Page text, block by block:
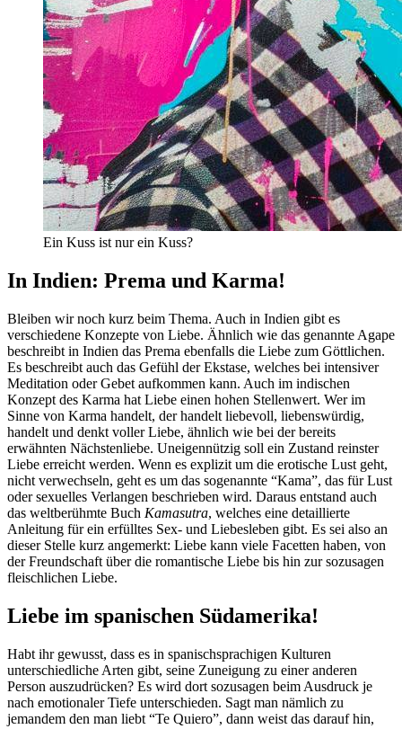
Ein Kuss ist nur ein Kuss?
In Indien: Prema und Karma!
Bleiben wir noch kurz beim Thema. Auch in Indien gibt es
verschiedene Konzepte von Liebe. Ähnlich wie das genannte Agape
beschreibt in Indien das Prema ebenfalls die Liebe zum Göttlichen.
Es beschreibt auch das Gefühl der Ekstase, welches bei intensiver
Meditation oder Gebet aufkommen kann. Auch im indischen
Konzept des Karma hat Liebe einen hohen Stellenwert. Wer im
Sinne von Karma handelt, der handelt liebevoll, liebenswürdig,
handelt und denkt voller Liebe, ähnlich wie bei der bereits
erwähnten Nächstenliebe. Uneigennützig soll ein Zustand reinster
Liebe erreicht werden. Wenn es explizit um die erotische Lust geht,
nicht verwechseln, geht es um das sogenannte “Kama”, das für Lust
oder sexuelles Verlangen beschrieben wird. Daraus entstand auch
das weltberühmte Buch Kamasutra, welches eine detaillierte
Anleitung für ein erfülltes Sex- und Liebesleben gibt. Es sei also an
dieser Stelle kurz angemerkt: Liebe kann viele Facetten haben, von
der Freundschaft über die romantische Liebe bis hin zur sozusagen
fleischlichen Liebe.
Liebe im spanischen Südamerika!
Habt ihr gewusst, dass es in spanischsprachigen Kulturen
unterschiedliche Arten gibt, seine Zuneigung zu einer anderen
Person auszudrücken? Es wird dort sozusagen beim Ausdruck je
nach emotionaler Tiefe unterschieden. Sagt man nämlich zu
jemandem den man liebt “Te Quiero”, dann weist das darauf hin,